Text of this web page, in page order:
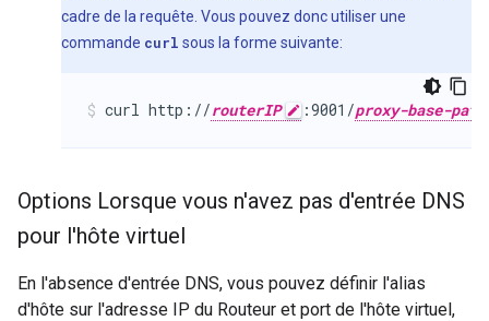
cadre de la requête. Vous pouvez donc utiliser une
commande curl sous la forme suivante:
curl http://routerIP :9001/proxy-base-path
Options Lorsque vous n'avez pas d'entrée DNS
pour l'hôte virtuel
En l'absence d'entrée DNS, vous pouvez définir l'alias
d'hôte sur l'adresse IP du Routeur et port de l'hôte virtuel,